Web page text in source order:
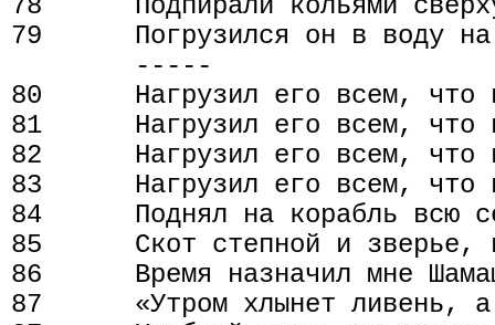
79      Погрузился он в воду
        -----
80      Нагрузил его всем, что
81      Нагрузил его всем, что
82      Нагрузил его всем, что
83      Нагрузил его всем, что
84      Поднял на корабль всю
85      Скот степной и зверье,
86      Время назначил мне
87      «Утром хлынет ливень, а